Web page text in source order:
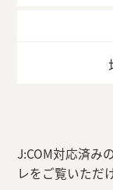
J:COM対応済み
レをご覧いただ